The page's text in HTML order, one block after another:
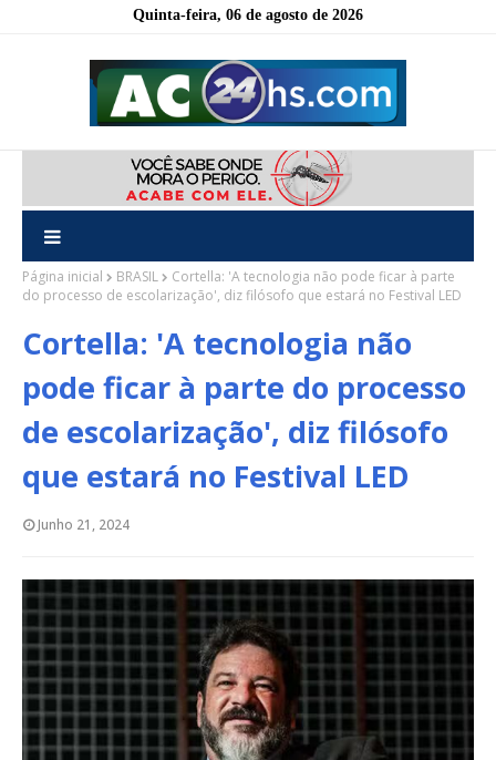
Quinta-feira, 06 de agosto de 2026
Página inicial BRASIL
Cortella: 'A tecnologia não pode ficar à parte
do processo de escolarização', diz filósofo que estará no Festival LED
Cortella: 'A tecnologia não
pode ficar à parte do processo
de escolarização', diz filósofo
que estará no Festival LED
Junho 21, 2024